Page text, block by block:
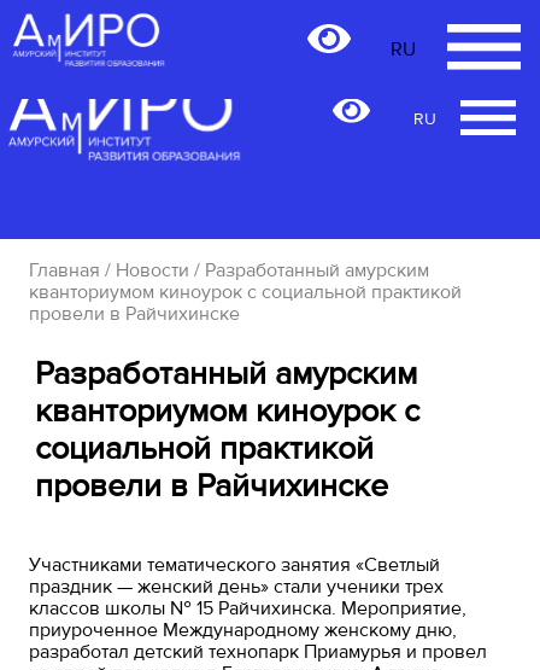
RU
RU
Главная / Новости / Разработанный амурским
кванториумом киноурок с социальной практикой
провели в Райчихинске
Разработанный амурским
кванториумом киноурок с
социальной практикой
провели в Райчихинске
Участниками тематического занятия «Светлый
праздник — женский день» стали ученики трех
классов школы № 15 Райчихинска. Мероприятие,
приуроченное Международному женскому дню,
разработал детский технопарк Приамурья и провел